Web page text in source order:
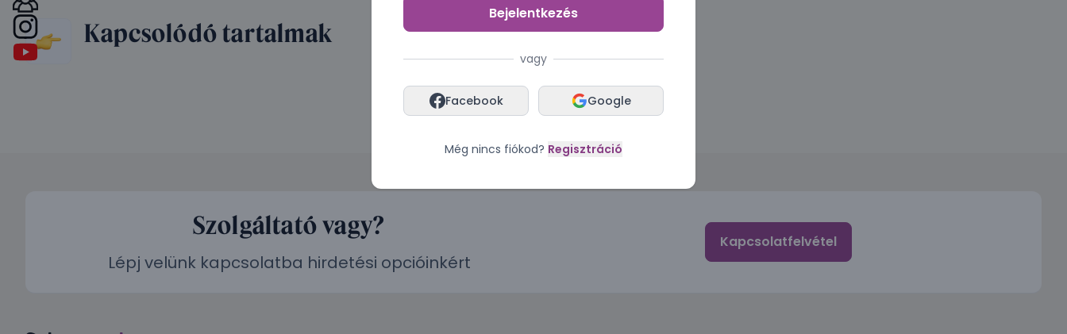
Kapcsolódó tartalmak
Szolgáltató vagy?
Lépj velünk kapcsolatba hirdetési opcióinkért
Kapcsolatfelvétel
Bejelentkezés
vagy
Facebook Google
Még nincs fiókod? Regisztráció